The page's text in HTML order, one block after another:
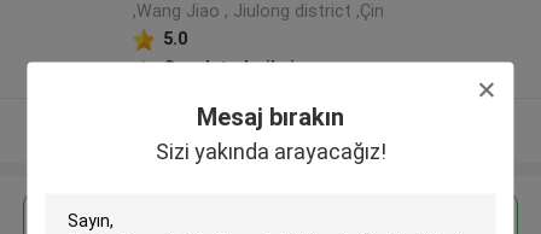
Mesaj bırakın
Sizi yakında arayacağız!
,Wang Jiao , Jiulong district ,Çin
5.0
Onaylı tedarikçi
Daha fazla göster